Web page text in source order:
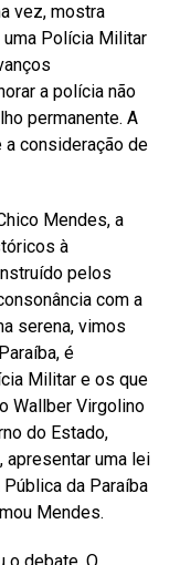
vez, mostra
Polícia Militar
a polícia não
permanente. A
consideração de
Mendes, a
à
pelos
com a
serena, vimos
é
Militar e os que
Wallber Virgolino
do Estado,
uma lei
da Paraíba
Mendes.